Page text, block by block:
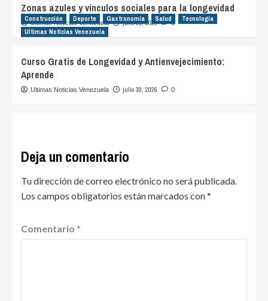
Zonas azules y vínculos sociales para la longevidad
Ultimas Noticias Venezuela julio 31, 2026 0
Construcción Deporte Gastronomía Salud
Tecnología
Ultimas Noticias Venezuela
Curso Gratis de Longevidad y Antienvejecimiento:
Aprende
Ultimas Noticias Venezuela julio 30, 2026 0
Deja un comentario
Tu dirección de correo electrónico no será publicada.
Los campos obligatorios están marcados con*
Comentario *